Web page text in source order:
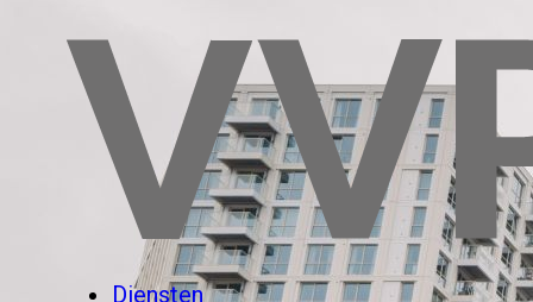
Diensten